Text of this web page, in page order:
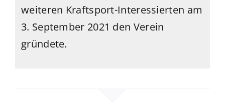
weiteren Kraftsport-Interessierten am
3. September 2021 den Verein
gründete.